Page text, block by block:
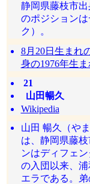
静岡県藤枝市
のポジション
ク）。
8月20日生まれ
身の1976年生ま
21
山田暢久
Wikipedia
山田 暢久（や
は、静岡県藤
ンはディフェ
の入団以来、
エラである。